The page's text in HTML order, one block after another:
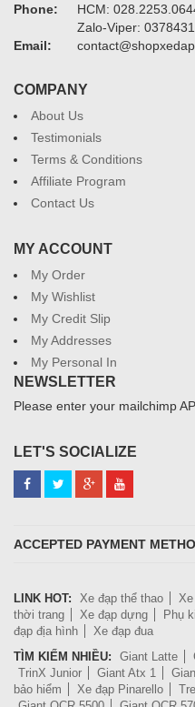
Phone:
HCM:
Zalo-Viper:
Email:
COMPANY
About Us
Testimonials
Terms & Conditions
Affiliate Program
Contact Us
MY ACCOUNT
My Order
My Wishlist
My Credit Slip
My Addresses
My Personal In
NEWSLETTER
Please enter your mailchimp
LET'S SOCIALIZE
ACCEPTED PAYMENT
LINK HOT: Xe đạp thể thao
thời trang
Xe đạp dựng Phụ
đạp địa hình
Xe đạp đua
TÌM KIẾM NHIỀU:
Giant Latte
TrinX Junior
Giant Atx 1
bảo hiểm
Xe đạp Pinarello